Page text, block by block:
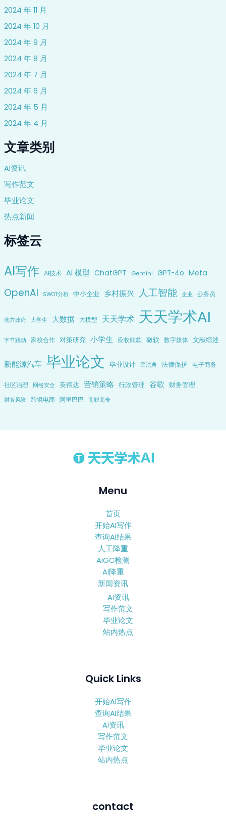
2024 年 11 月
2024 年 10 月
2024 年 9 月
2024 年 8 月
2024 年 7 月
2024 年 6 月
2024 年 5 月
2024 年 4 月
文章类别
AI资讯
写作范文
毕业论文
热点新闻
标签云
AI写作 AI技术 AI 模型 ChatGPT Gemini GPT-4o Meta
OpenAI SWOT分析 中小企业 乡村振兴 人工智能 企业 公务员
地方政府 大学生 大数据 大模型 天天学术 天天学术AI
字节跳动 家校合作 对策研究 小学生 应收账款 微软 数字媒体 文献综述
新能源汽车 毕业论文 毕业设计 民法典 法律保护 电子商务
社区治理 网络安全 英伟达 营销策略 行政管理 谷歌 财务管理
财务风险 跨境电商 阿里巴巴 高职高专
Menu
首页
开始AI写作
查询AI结果
人工降重
AIGC检测
AI降重
新闻资讯
AI资讯
写作范文
毕业论文
站内热点
Quick Links
开始AI写作
查询AI结果
AI资讯
写作范文
毕业论文
站内热点
contact